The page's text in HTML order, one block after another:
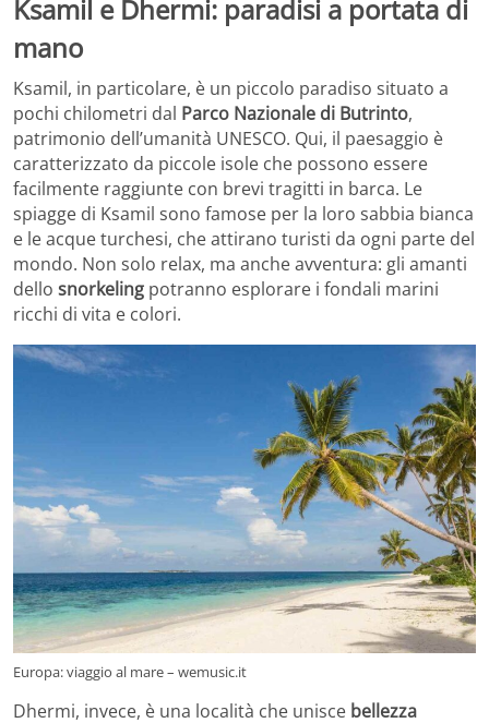
Ksamil e Dhermi: paradisi a portata di
mano
Ksamil, in particolare, è un piccolo paradiso situato a
pochi chilometri dal Parco Nazionale di Butrinto,
patrimonio dell’umanità UNESCO. Qui, il paesaggio è
caratterizzato da piccole isole che possono essere
facilmente raggiunte con brevi tragitti in barca. Le
spiagge di Ksamil sono famose per la loro sabbia bianca
e le acque turchesi, che attirano turisti da ogni parte del
mondo. Non solo relax, ma anche avventura: gli amanti
dello snorkeling potranno esplorare i fondali marini
ricchi di vita e colori.
Europa: viaggio al mare – wemusic.it
Dhermi, invece, è una località che unisce bellezza